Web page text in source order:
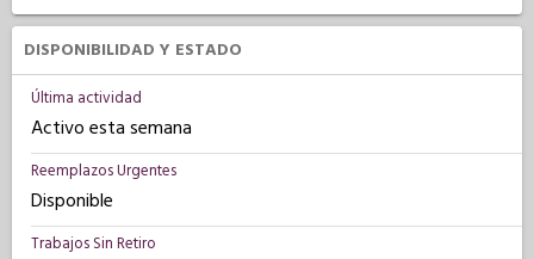
DISPONIBILIDAD Y ESTADO
Última actividad
Activo esta semana
Reemplazos Urgentes
Disponible
Trabajos Sin Retiro